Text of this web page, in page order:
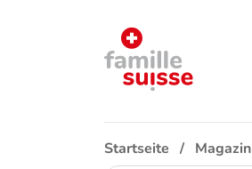
Startseite Magazin